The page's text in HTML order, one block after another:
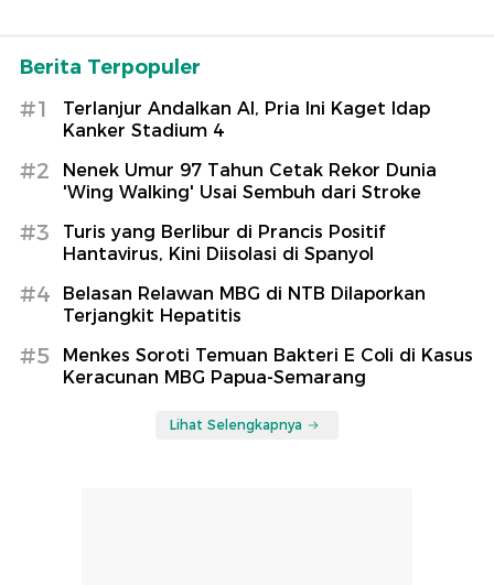
Berita Terpopuler
#1
Terlanjur Andalkan AI, Pria Ini Kaget Idap
Kanker Stadium 4
#2
Nenek Umur 97 Tahun Cetak Rekor Dunia
'Wing Walking' Usai Sembuh dari Stroke
#3
Turis yang Berlibur di Prancis Positif
Hantavirus, Kini Diisolasi di Spanyol
#4
Belasan Relawan MBG di NTB Dilaporkan
Terjangkit Hepatitis
#5
Menkes Soroti Temuan Bakteri E Coli di Kasus
Keracunan MBG Papua-Semarang
Lihat Selengkapnya